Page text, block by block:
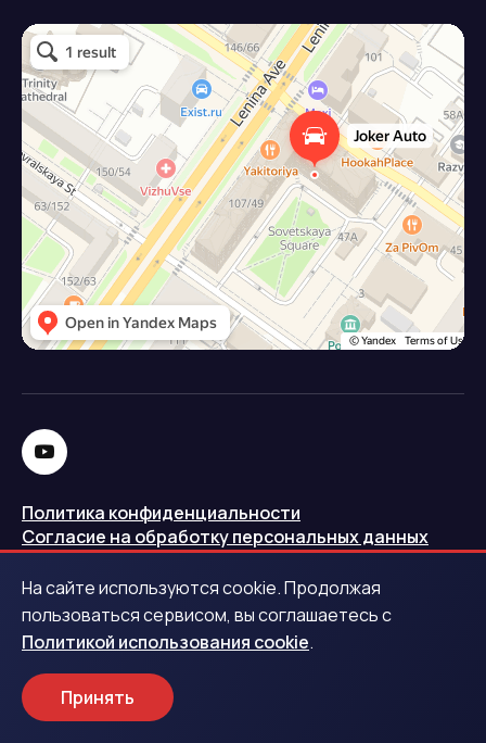
Джокер авто
Займ под залог авто в Подольске
Микрофинансовая организация в Подольске
Политика конфиденциальности
Согласие на обработку персональных данных
Политика использования cookie
Запись в реестре операторов персональных данных
РКН
Центральный банк Российской Федерации
На сайте используются cookie. Продолжая
пользоваться сервисом, вы соглашаетесь с
Политикой использования cookie.
Принять